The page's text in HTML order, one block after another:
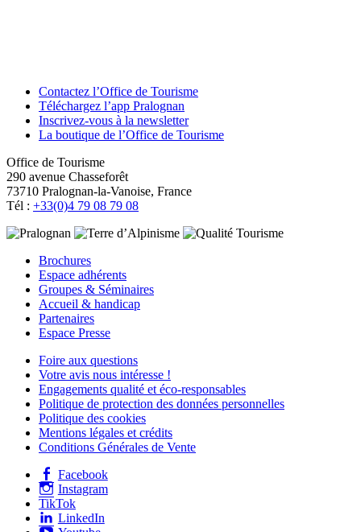
Contactez l’Office de Tourisme
Téléchargez l’app Pralognan
Inscrivez-vous à la newsletter
La boutique de l’Office de Tourisme
Office de Tourisme
290 avenue Chasseforêt
73710 Pralognan-la-Vanoise, France
Tél : +33(0)4 79 08 79 08
Brochures
Espace adhérents
Groupes & Séminaires
Accueil & handicap
Partenaires
Espace Presse
Foire aux questions
Votre avis nous intéresse !
Engagements qualité et éco-responsables
Politique de protection des données personnelles
Politique des cookies
Mentions légales et crédits
Conditions Générales de Vente
Facebook
Instagram
TikTok
LinkedIn